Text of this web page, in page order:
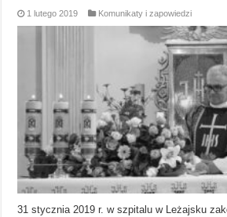
1 lutego 2019 Komunikaty i zapowiedzi
31 stycznia 2019 r. w szpitalu w Leżajsku